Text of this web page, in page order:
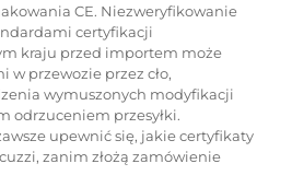
CE. Niezweryfikowanie
certyfikacji
kraju przed importem może
przewozie przez cło,
wymuszonych modyfikacji
odrzuceniem przesyłki.
upewnić się, jakie certyfikaty
zanim złożą zamówienie